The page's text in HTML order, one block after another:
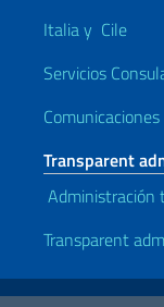
Italia y Cile
Servicios
Comunicaciones
Transparent
Administración
Transparent
Enlaces